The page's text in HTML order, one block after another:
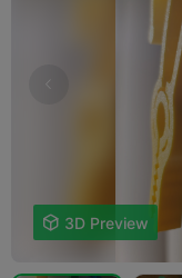
 3D Preview